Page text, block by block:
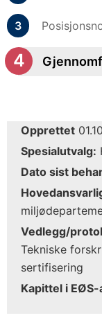
Opprettet
Spesialutvalg:
Dato sist
Vedlegg/
Tekniske
sertifisering
Kapittel i EØS-